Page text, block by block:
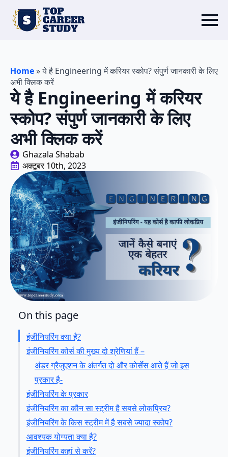
Home»ये है Engineering में करियर स्कोप? संपुर्ण जानकारी के लिए
अभी क्लिक करें
ये है Engineering में करियर
स्कोप? संपुर्ण जानकारी के लिए
अभी क्लिक करें
Ghazala Shabab
अक्टूबर 10th, 2023
On this page
इंजीनियरिंग क्या है?
इंजीनियरिंग कोर्स की मुख्य दो श्रेणियां हैं –
अंडर ग्रैजुएशन के अंतर्गत दो और कोर्सेस आते हैं जो इस
प्रकार है-
इंजीनियरिंग के प्रकार
इंजीनियरिंग का कौन सा स्ट्रीम है सबसे लोकप्रिय?
इंजीनियरिंग के किस स्ट्रीम में है सबसे ज्यादा स्कोप?
आवश्यक योग्यता क्या है?
इंजीनियरिंग कहां से करें?